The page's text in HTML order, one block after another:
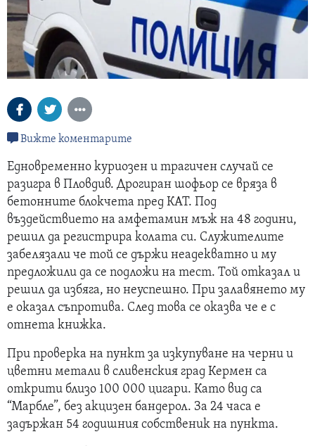
Вижте коментарите
Едновременно куриозен и трагичен случай се
разигра в Пловдив. Дрогиран шофьор се вряза в
бетонните блокчета пред КАТ. Под
въздействието на амфетамин мъж на 48 години,
решил да регистрира колата си. Служителите
забелязали че той се държи неадекватно и му
предложили да се подложи на тест. Той отказал и
решил да избяга, но неуспешно. При залавянето му
е оказал съпротива. След това се оказва че е с
отнета книжка.
При проверка на пункт за изкупуване на черни и
цветни метали в сливенския град Кермен са
открити близо 100 000 цигари. Като вид са
“Марбле”, без акцизен бандерол. За 24 часа е
задържан 54 годишния собственик на пункта.